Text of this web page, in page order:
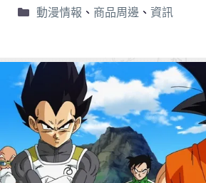
動漫情報 、 商品周邊 、 資訊